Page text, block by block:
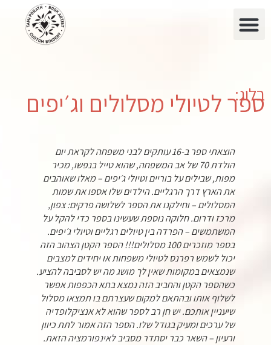
בלוג:
ספר לטיולי מסלולים וג׳יפים
הוצאתי ספר ב-16 עותקים לבני משפחה לקראת יום
הולדת 70 של אב המשפחה, שהוא טייל בנפשו, מכיר
מפות, שבילים על בוריים וטיולי ג׳יפים – מאלו שאוהבים
את הארץ דרך הרגליים. הילדים שלו אספו את שמות
המסלולים – וחילקנו את הספר לשלושה פרקים: צפון,
מרכז ודרום. חלוקה נוספת שעשינו בספר כדי להקל על
המשתמשים – הפרדה בין טיולים רגליים וטיולי ג׳יפים.
בספר מוזכרים 100 מסלולים!!! הספר הקטן הצהוב הזה
יכול לשמש רפרנס לטיולי משפחות או יחידים למצבים
שנמצאים במקומות שאין לך מושג מה יש לסביבה להציע.
כשהספר הקטן והחביב הזה נמצא בתא הכפפות אפשר
לשלוף אותו ובהתאם למקום שעצרתם בו תמצאו מסלול
שיעניין אותכם. יש חן רב לספר שהוא לא אנציקלופדיה
של ערכים ומעיק בגודל שלו. הספר הזה אמור לתת כיוון
ורעיון – השאר כבר יסתדר מסביב לאינפורמציה הזאת.